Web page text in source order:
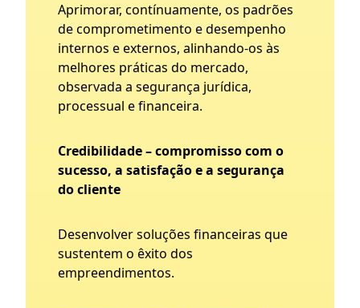
Aprimorar, contínuamente, os padrões
de comprometimento e desempenho
internos e externos, alinhando-os às
melhores práticas do mercado,
observada a segurança jurídica,
processual e financeira.
Credibilidade – compromisso com o
sucesso, a satisfação e a segurança
do cliente
Desenvolver soluções financeiras que
sustentem o êxito dos
empreendimentos.